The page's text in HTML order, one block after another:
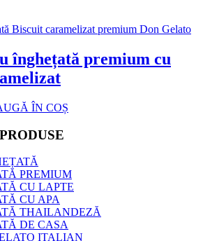
înghețată premium cu
ÎN COȘ
PREMIUM
CU LAPTE
CU APA
THAILANDEZĂ
DE CASA
ITALIAN